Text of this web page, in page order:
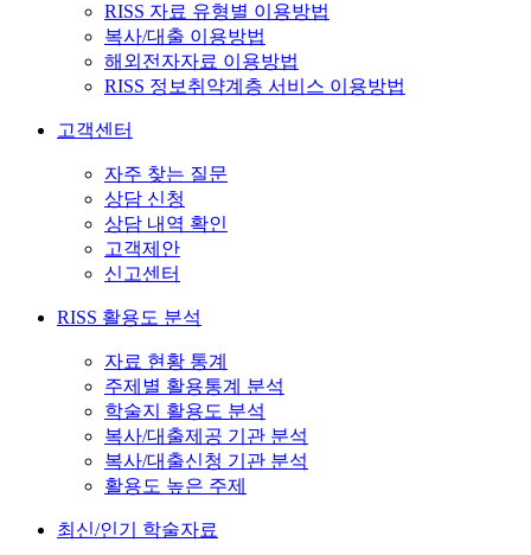
RISS 자료 유형별 이용방법
복사/대출 이용방법
해외전자자료 이용방법
RISS 정보취약계층 서비스 이용방법
고객센터
자주 찾는 질문
상담 신청
상담 내역 확인
고객제안
신고센터
RISS 활용도 분석
자료 현황 통계
주제별 활용통계 분석
학술지 활용도 분석
복사/대출제공 기관 분석
복사/대출신청 기관 분석
활용도 높은 주제
최신/인기 학술자료